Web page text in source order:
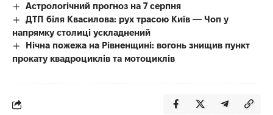
Астрологічний прогноз на 7 серпня
ДТП біля Квасилова: рух трасою Київ — Чоп у
напрямку столиці ускладнений
Нічна пожежа на Рівненщині: вогонь знищив пункт
прокату квадроциклів та мотоциклів